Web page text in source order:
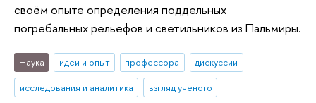
своём опыте определения поддельных
погребальных рельефов и светильников из Пальмиры.
Наука идеи и опыт профессора
дискуссии
исследования и аналитика
взгляд ученого